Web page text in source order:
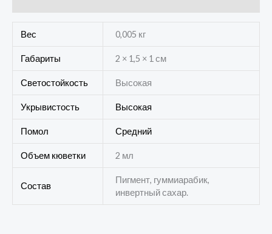
Вес 0,005 кг
Габариты 2 × 1,5 × 1 см
Светостойкость Высокая
Укрывистость Высокая
Помол Средний
Объем кюветки 2 мл
Состав
Пигмент, гуммиарабик,
инвертный сахар.